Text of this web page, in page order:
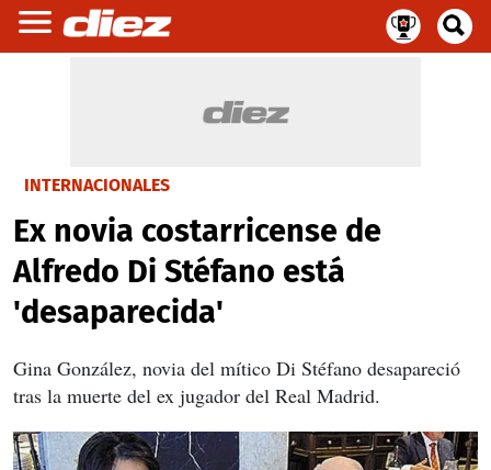
INTERNACIONALES
Ex novia costarricense de
Alfredo Di Stéfano está
'desaparecida'
Gina González, novia del mítico Di Stéfano desapareció
tras la muerte del ex jugador del Real Madrid.